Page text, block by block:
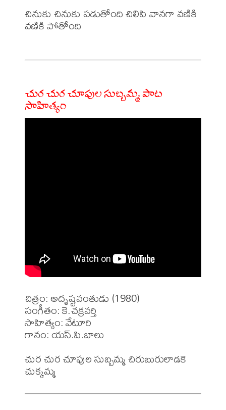
చినుకు చినుకు పడుతోంది చిలిపి వానగా వణికి
వణికి పోతోంది
చుర చుర చూపుల సుబ్బమ్మ పాట
సాహిత్యం
చిత్రం: అదృష్టవంతుడు (1980)
సంగీతం: కె.చక్రవర్తి
సాహిత్యం: వేటూరి
గానం: యస్.పి.బాలు
చుర చుర చూపుల సుబ్బమ్మ చిరుబురులాడకె